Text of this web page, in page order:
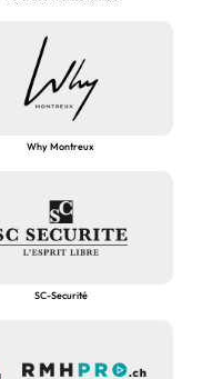
Why Montreux
SC-Securité